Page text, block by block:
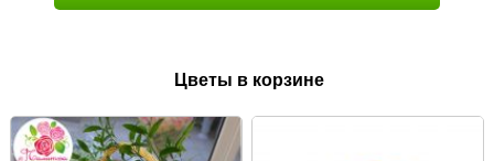
Цветы в корзине